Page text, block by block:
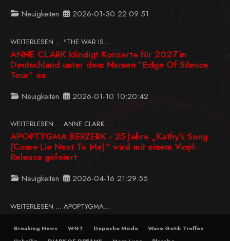
Neuigkeiten 2026-01-30 22:09:51
WEITERLESEN … "THE WAR IS...
ANNE CLARK kündigt Konzerte für 2027 in
Deutschland unter dem Namen "Edge Of Silence
Tour" an
Neuigkeiten 2026-01-10 10:20:42
WEITERLESEN … ANNE CLARK...
APOPTYGMA BERZERK - 25 Jahre „Kathy’s Song
(Come Lie Next To Me)“ wird mit einem Vinyl-
Release gefeiert
Neuigkeiten 2026-04-16 21:29:55
WEITERLESEN … APOPTYGMA...
Breaking News WGT Depeche Mode
Wave Gotik Treffen